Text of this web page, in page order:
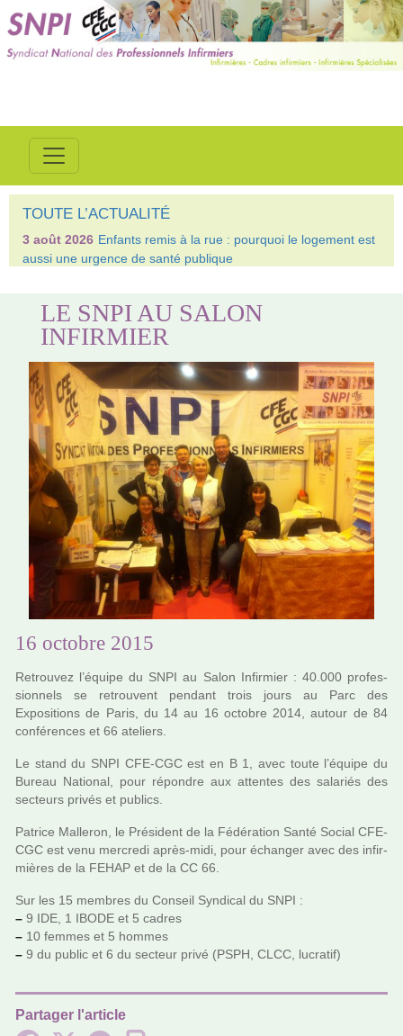
TOUTE L’ACTUALITÉ
3 août 2026 Enfants remis à la rue : pourquoi le logement est
aussi une urgence de santé publique
LE SNPI AU SALON
INFIRMIER
16 octobre 2015
Retrouvez l’équipe du SNPI au Salon Infirmier : 40.000 pro­fes­
sion­nels se retrou­vent pen­dant trois jours au Parc des
Expositions de Paris, du 14 au 16 octo­bre 2014, autour de 84
confé­ren­ces et 66 ate­liers.
Le stand du SNPI CFE-CGC est en B 1, avec toute l’équipe du
Bureau National, pour répon­dre aux atten­tes des sala­riés des
sec­teurs privés et publics.
Patrice Malleron, le Président de la Fédération Santé Social CFE-
CGC est venu mer­credi après-midi, pour échanger avec des infir­
miè­res de la FEHAP et de la CC 66.
Sur les 15 mem­bres du Conseil Syndical du SNPI :
– 9 IDE, 1 IBODE et 5 cadres
– 10 femmes et 5 hommes
– 9 du public et 6 du sec­teur privé (PSPH, CLCC, lucra­tif)
Partager l'article